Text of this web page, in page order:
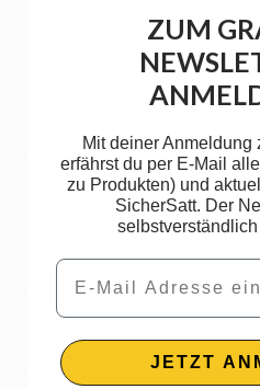
ZUM
Mit deiner Anmeldung
erfährst du per E-Mail
zu Produkten) und
SicherSatt. Der
Email
JETZT